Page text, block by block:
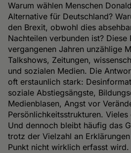
Warum wählen Menschen
Alternative für Deutschland?
den Brexit, obwohl dies
Nachteilen verbunden ist?
vergangenen Jahren unzählige
Talkshows, Zeitungen,
und sozialen Medien. Die
oft erstaunlich stark:
soziale Abstiegsängste,
Medienblasen, Angst vor
Persönlichkeitsstrukturen.
Und dennoch bleibt häufig das
trotz der Vielzahl an
Punkt nicht wirklich erfasst wird.